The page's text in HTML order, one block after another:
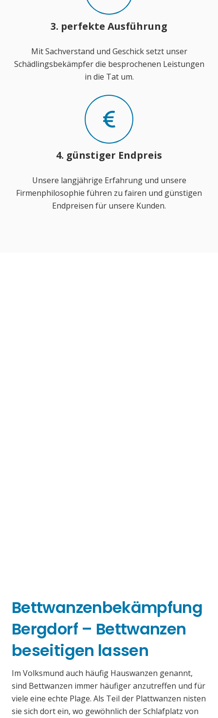
3. perfekte Ausführung
Mit Sachverstand und Geschick setzt unser
Schädlingsbekämpfer die besprochenen Leistungen
in die Tat um.
4. günstiger Endpreis
Unsere langjährige Erfahrung und unsere
Firmenphilosophie führen zu fairen und günstigen
Endpreisen für unsere Kunden.
Bettwanzenbekämpfung
Bergdorf – Bettwanzen
beseitigen lassen
Im Volksmund auch häufig Hauswanzen genannt,
sind Bettwanzen immer häufiger anzutreffen und für
viele eine echte Plage. Als Teil der Plattwanzen nisten
sie sich dort ein, wo gewöhnlich der Schlafplatz von